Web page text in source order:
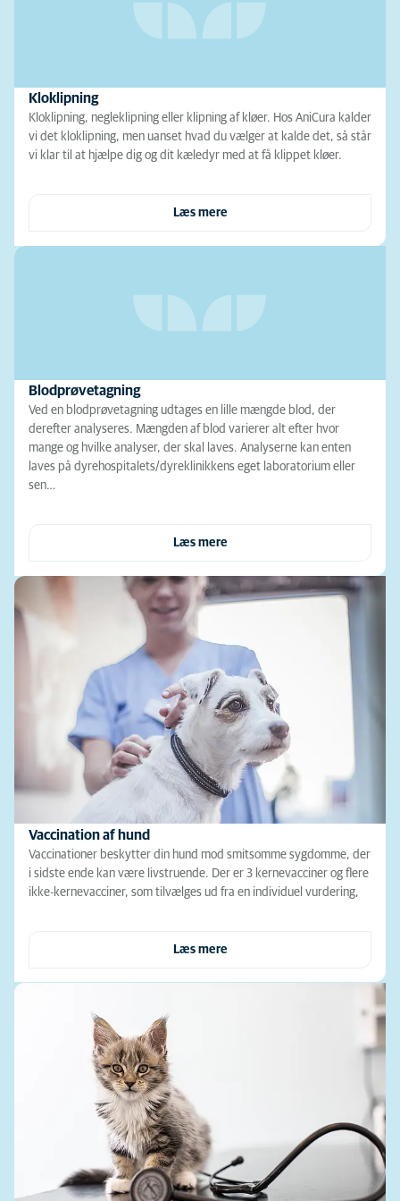
Kloklipning
Kloklipning, negleklipning eller klipning af kløer. Hos AniCura kalder
vi det kloklipning, men uanset hvad du vælger at kalde det, så står
vi klar til at hjælpe dig og dit kæledyr med at få klippet kløer.
Læs mere
Blodprøvetagning
Ved en blodprøvetagning udtages en lille mængde blod, der
derefter analyseres. Mængden af blod varierer alt efter hvor
mange og hvilke analyser, der skal laves. Analyserne kan enten
laves på dyrehospitalets/dyreklinikkens eget laboratorium eller
sen…
Læs mere
Vaccination af hund
Vaccinationer beskytter din hund mod smitsomme sygdomme, der
i sidste ende kan være livstruende. Der er 3 kernevacciner og flere
ikke-kernevacciner, som tilvælges ud fra en individuel vurdering,
Læs mere